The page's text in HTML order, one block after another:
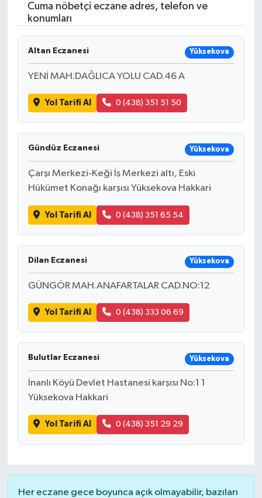
Cuma nöbetçi eczane adres, telefon ve
konumları
Altan Eczanesi Yüksekova
YENİ MAH.DAĞLICA YOLU CAD.46 A
Yol Tarifi Al 0 (438) 351 51 50
Gündüz Eczanesi Yüksekova
Çarşı Merkezi-Keği İş Merkezi altı, Eski
Hükümet Konağı karşısı Yüksekova Hakkari
Yol Tarifi Al 0 (438) 351 65 54
Dilan Eczanesi Yüksekova
GÜNGÖR MAH.ANAFARTALAR CAD.NO:12
Yol Tarifi Al 0 (438) 333 06 69
Bulutlar Eczanesi Yüksekova
İnanlı Köyü Devlet Hastanesi karşısı No:1 1
Yüksekova Hakkari
Yol Tarifi Al 0 (438) 351 29 29
Her eczane gece boyunca açık olmayabilir, bazıları